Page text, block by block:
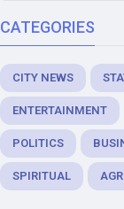
CATEGORIES
CITY NEWS
ENTERTAINMENT
POLITICS
SPIRITUAL